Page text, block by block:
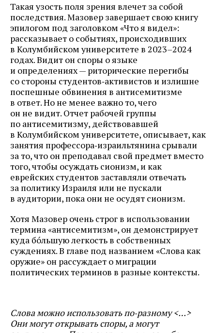
Такая узость поля зрения влечет за собой
последствия. Мазовер завершает свою книгу
эпилогом под заголовком «Что я видел»:
рассказывает о событиях, происходивших
в Колумбийском университете в 2023–2024
годах. Видит он споры о языке
и определениях — риторические перегибы
со стороны студентов‑активистов и излишне
поспешные обвинения в антисемитизме
в ответ. Но не менее важно то, чего
он не видит. Отчет рабочей группы
по антисемитизму, действовавшей
в Колумбийском университете, описывает, как
занятия профессора‑израильтянина срывали
за то, что он преподавал свой предмет вместо
того, чтобы осуждать сионизм, и как
еврейских студентов заставляли отвечать
за политику Израиля или не пускали
в аудитории, пока они не осудят сионизм.
Хотя Мазовер очень строг в использовании
термина «антисемитизм», он демонстрирует
куда бóльшую легкость в собственных
суждениях. В главе под названием «Слова как
оружие» он рассуждает о миграции
политических терминов в разные контексты.
Слова можно использовать по‑разному <…>
Они могут открывать споры, а могут